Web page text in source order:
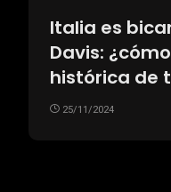
Italia es
Davis:
histórica de
25/11/2024